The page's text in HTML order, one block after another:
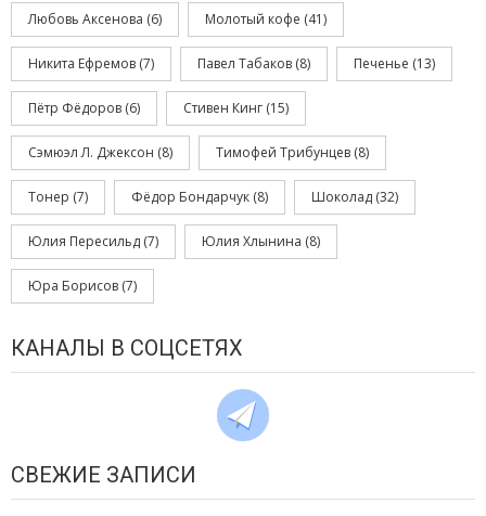
Любовь Аксенова (6) Молотый кофе (41)
Никита Ефремов (7) Павел Табаков (8) Печенье (13)
Пётр Фёдоров (6) Стивен Кинг (15)
Сэмюэл Л. Джексон (8) Тимофей Трибунцев (8)
Тонер (7) Фёдор Бондарчук (8) Шоколад (32)
Юлия Пересильд (7) Юлия Хлынина (8)
Юра Борисов (7)
КАНАЛЫ В СОЦСЕТЯХ
СВЕЖИЕ ЗАПИСИ